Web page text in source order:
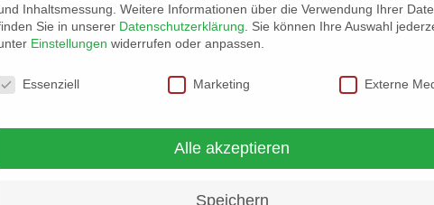
Inhaltsmessung. Weitere Informationen über die Verwendung Ihrer
Sie in unserer Datenschutzerklärung
Sie können Ihre Auswahl
Einstellungen widerrufen oder anpassen.
Datenschutzeinstellungen
Essenziell Marketing Externe
Alle akzeptieren
Speichern